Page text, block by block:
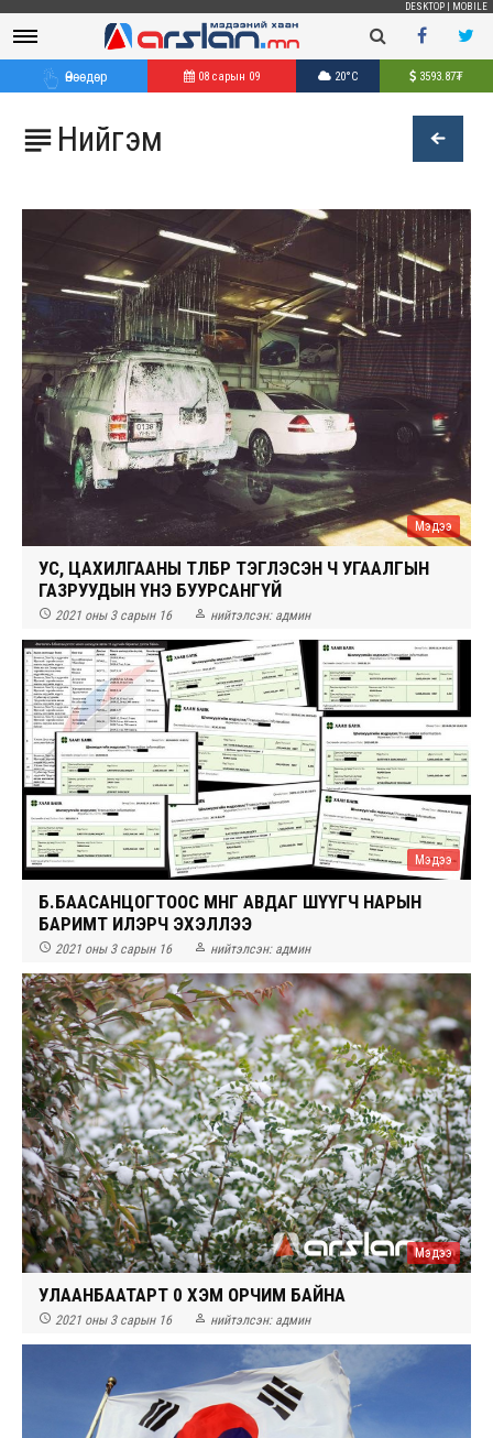
DESKTOP MOBILE
Өнөөдөр 08 сарын 09 20°C 3593.87₮
 Нийгэм
Мэдээ
УС, ЦАХИЛГААНЫ ТӨЛБӨР ТЭГЛЭСЭН Ч УГААЛГЫН
ГАЗРУУДЫН ҮНЭ БУУРСАНГҮЙ
 2021 оны 3 сарын 16  нийтэлсэн: админ
Мэдээ
Б.БААСАНЦОГТООС МӨНГӨ АВДАГ ШҮҮГЧ НАРЫН
БАРИМТ ИЛЭРЧ ЭХЭЛЛЭЭ
 2021 оны 3 сарын 16  нийтэлсэн: админ
Мэдээ
УЛААНБААТАРТ 0 ХЭМ ОРЧИМ БАЙНА
 2021 оны 3 сарын 16  нийтэлсэн: админ